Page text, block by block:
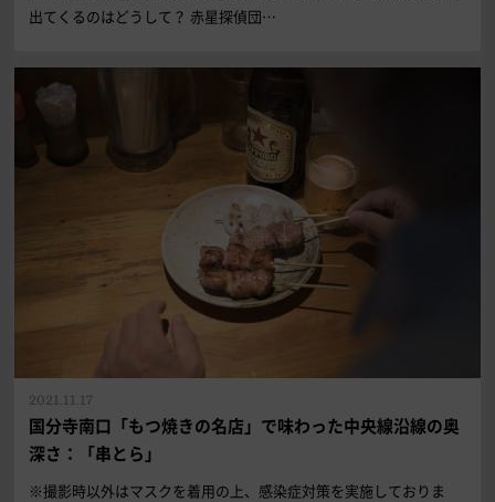
出てくるのはどうして？ 赤星探偵団…
国分寺南口「もつ焼きの名店」で味わった中央線沿線の奥
深さ：「串とら」
2021.11.17
※撮影時以外はマスクを着用の上、感染症対策を実施しておりま